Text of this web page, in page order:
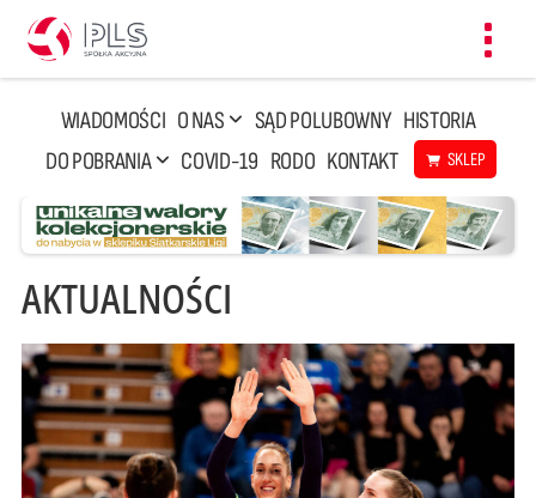
WIADOMOŚCI O NAS SĄD POLUBOWNY HISTORIA
DO POBRANIA
COVID-19 RODO KONTAKT SKLEP
AKTUALNOŚCI